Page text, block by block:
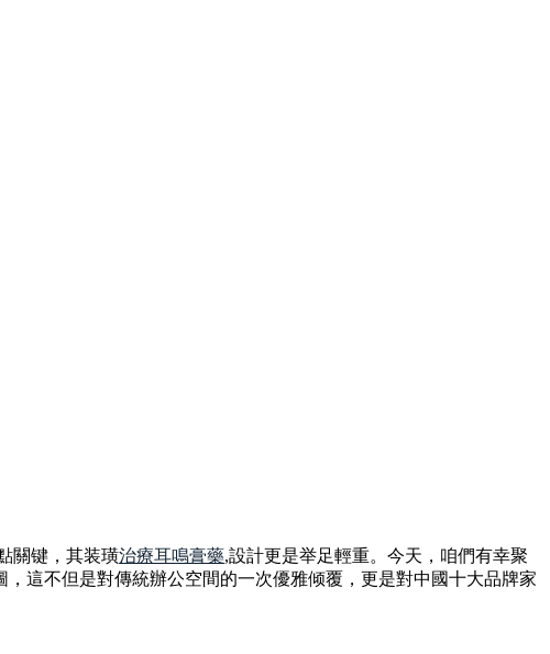
關键，其装璜治療耳鳴膏藥,設計更是举足輕重。今天，咱們有幸聚
這不但是對傳統辦公空間的一次優雅倾覆，更是對中國十大品牌家